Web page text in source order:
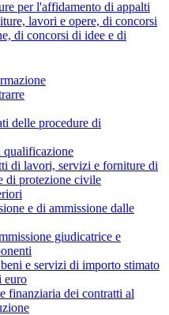
per l'affidamento di appalti
lavori e opere, di concorsi
di concorsi di idee e di
delle procedure di
qualificazione
di lavori, servizi e forniture di
di protezione civile
e di ammissione dalle
giudicatrice e
e servizi di importo stimato
euro
finanziaria dei contratti al